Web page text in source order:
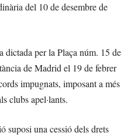
del 10 de desembre de
dictada per la Plaça núm. 15 de
de Madrid el 19 de febrer
impugnats, imposant a més
clubs apel·lants.
suposi una cessió dels drets